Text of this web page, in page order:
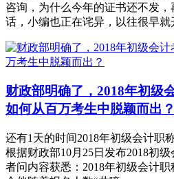
咨询，为什么今年的证书还不发
话，小编也正在诧异，以往很早就
财政部明确了，2018年初级
如何从百万考生中脱颖而出？
还有1天的时间2018年初级会计职
根据财政部10月25日发布2018初
者问内容获悉：2018年初级会计